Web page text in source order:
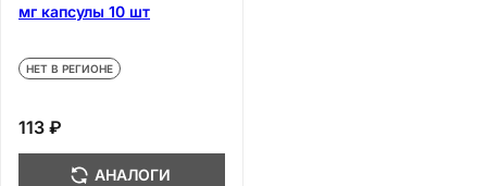
мг капсулы 10 шт
НЕТ В РЕГИОНЕ
113 ₽
АНАЛОГИ